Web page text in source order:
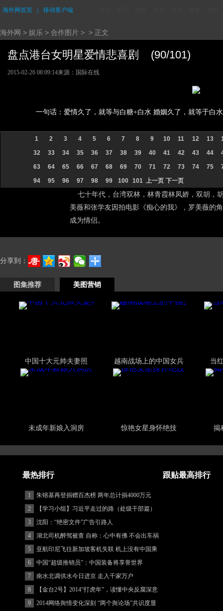
海外网首页 移动客户端
海外网 > 娱乐 > 合作图片 > > 正文
盘点港台女明星爱情悲喜剧 (90/101)
2015-02-26 08:09:14来源：国际在线
一句话：爱情久了，就等与白糖+白水 婚姻久了，就等于白
1 2 3 4 5 6 7 8 9 10 11 12 13
32
33 34 35 36 37 38 39 40 41 42 43 44
63
64 65 66 67 68 69 70 71 72 73 74 75
94
95 96 97 98 99 100 101 上一页 下一页
七十年代，台湾双林，林青霞林凤娇，双胡，
美薇和张学友因拍电影《痴心的我》，罗美薇的
成为情侣。
分享到：
图集推荐 美图营销
中国十大元帅夫妻照 越南战场上的中国女兵 当
未成年新娘入洞房 惊艳女星身怀绝技 揭
最热排行 跟贴最高排行
1
朱镕基再登捐赠百杰榜 两年总计捐4000万元
2
【学习小组】习近平走过的路（处级干部篇）
3
沈阳：“绝密文件”广告引路人
4
湖北司机醉驾被查 自称：心中有佛 不会出车祸
(图)
5
亚航印尼飞往新加坡客机失联 机上没有中国乘
客
6
中国“超级推销员”：中国装备将享誉世界
7
南水北调供水今日进京 走入千家万户
8
【金台2号】2014“打虎年”，读懂中央反腐深意
9
2014网络舆情变化深刻 “两个舆论场”共识度显